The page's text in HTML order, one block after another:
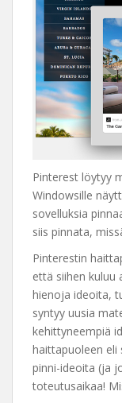
Pinterest löytyy
Windowsille
sovelluksia
siis pinnata,
Pinterestin
että siihen kuluu
hienoja ideoita,
syntyy uusia
kehittyneempiä
haittapuoleen eli
pinni-ideoita (ja
toteutusaikaa!